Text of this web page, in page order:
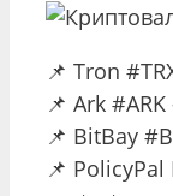
📌 Tron
📌 Ark
📌 BitBay
📌